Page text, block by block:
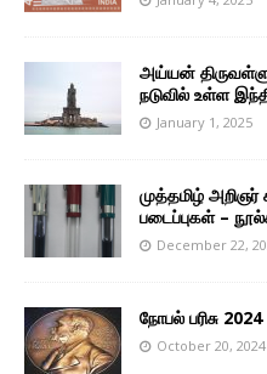
அய்யன்
நடுவில் உள்ள
January 1, 2025
முத்தமிழ்
படைப்புகள் –
December 22,
நோபல் பரிசு
October 20, 2024